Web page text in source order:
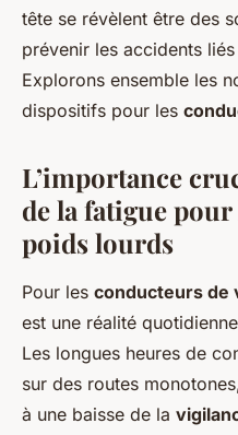
Léon •2 octobre 2024 •6 min
tête se révèlent être des
prévenir les accidents liés
Explorons ensemble les
dispositifs pour les
L’importance
de la fatigue
poids lourds
Pour les conducteurs de
est une réalité
Les longues heures de
sur des routes
à une baisse de la